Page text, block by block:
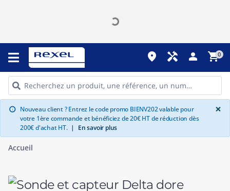
place handyman person shopping_cart0
info Nouveau client ? Entrez le code promo BIENV202 valable pour
votre 1ère commande et bénéficiez de 20€ HT de réduction dès
200€ d'achat HT. | En savoir plus
×
Accueil